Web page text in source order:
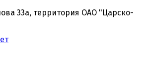
33а, территория ОАО "Царско-